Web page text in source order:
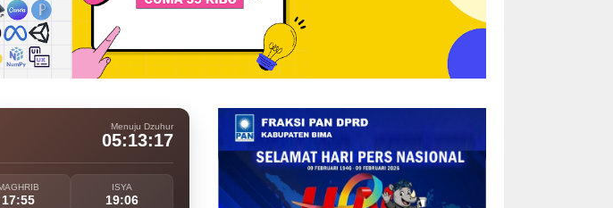
Menuju Dzuhur
05:13:15
17:55
ISYA
19:06